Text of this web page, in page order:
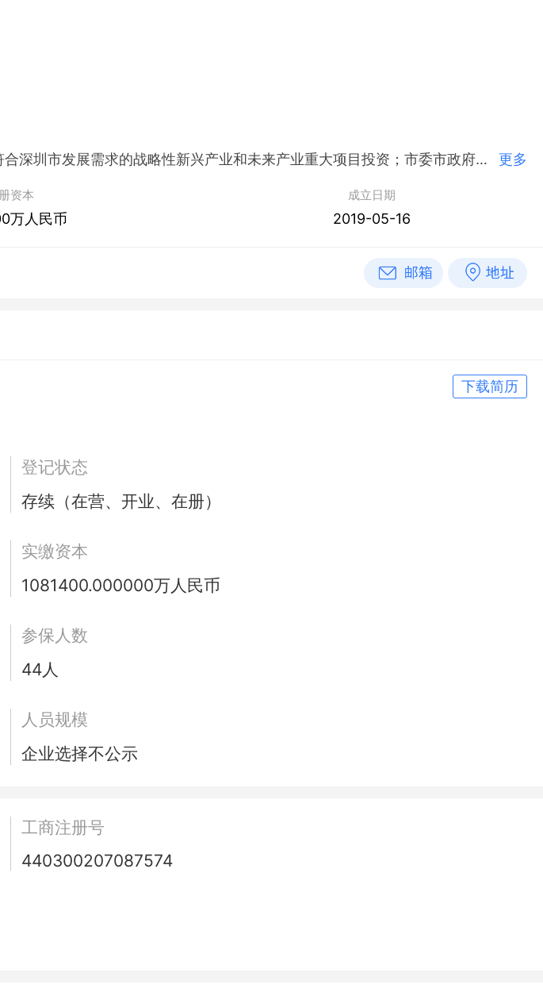
简介：深圳市重大产业投资集团有限公司,2019年05月16日成立，经营范围包括符合深圳市发展需求的战略性新兴产业和未来产业重大项目投资；市委市政府及市国资委交办的重大产业项目研究及投资。 更多
资本
万人民币
成立日期
2019-05-16
下载简历
登记状态
存续（在营、开业、在册）
实缴资本
1081400.000000万人民币
参保人数
44人
人员规模
企业选择不公示
工商注册号
440300207087574